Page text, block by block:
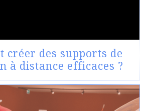
créer des supports de
à distance efficaces ?